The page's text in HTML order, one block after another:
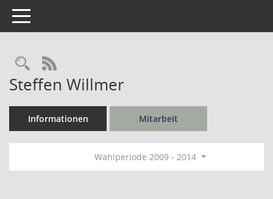
Toggle navigation
Rechercheauswahl
RSS-Feed
Steffen Willmer
Informationen Mitarbeit
Wahlperiode 2009 - 2014